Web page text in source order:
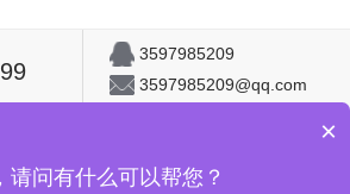
3597985209
3597985209@qq.com
×
请问有什么可以帮您？